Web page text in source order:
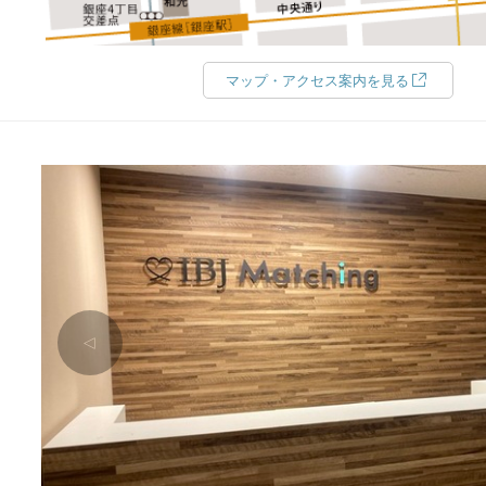
マップ・アクセス案内を見る
△